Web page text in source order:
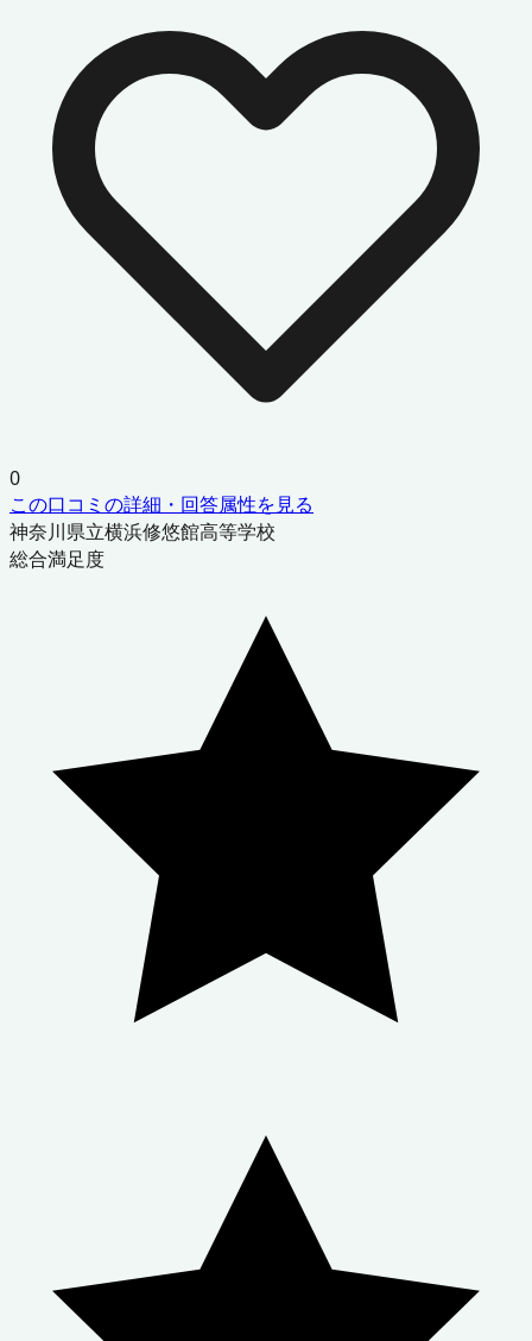
0
この口コミの詳細・回答属性を見る
神奈川県立横浜修悠館高等学校
総合満足度